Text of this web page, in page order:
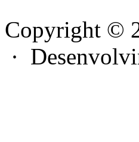
Copyright ©
·